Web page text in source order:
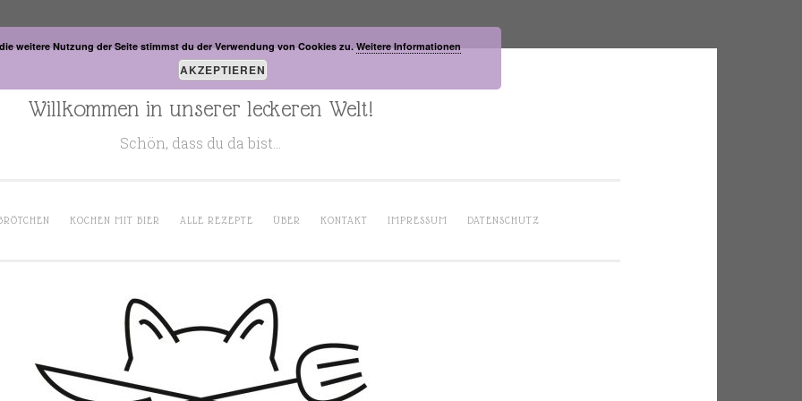
Willkommen in unserer leckeren Welt!
Schön, dass du da bist…
KOCHEN MIT BIER ALLE REZEPTE ÜBER KONTAKT IMPRESSUM DATENSCHUTZ
weitere Nutzung der Seite stimmst du der Verwendung von Cookies zu. Weitere Informationen
AKZEPTIEREN